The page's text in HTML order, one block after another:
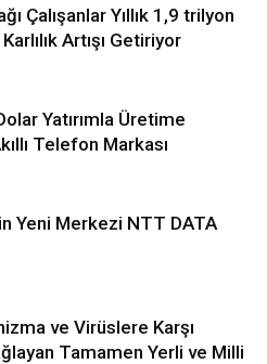
Çalışanlar Yıllık 1,9 trilyon
Artışı Getiriyor
Yatırımla Üretime
Telefon Markası
Yeni Merkezi NTT DATA
ve Virüslere Karşı
Tamamen Yerli ve Milli